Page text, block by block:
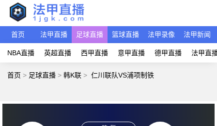
首页 法甲直播 足球直播 篮球直播 法甲录像 法甲新闻
NBA直播 英超直播 西甲直播 意甲直播 德甲直播 法甲直
首页 > 足球直播 > 韩K联 > 仁川联队VS浦项制铁